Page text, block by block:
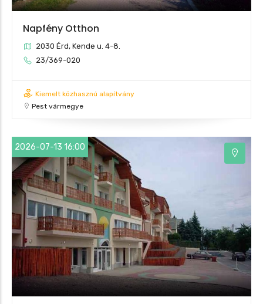
Napfény Otthon
2030 Érd, Kende u. 4-8.
23/369-020
Kiemelt közhasznú alapítvány
Pest vármegye
2026-07-13 16:00